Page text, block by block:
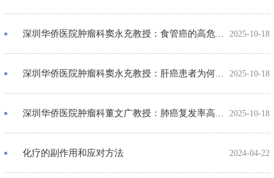
2025-10-18
深圳华侨医院肿瘤科窦永充教授：食管癌的高危人群有哪些？这5类人要特别警惕！
2025-10-18
深圳华侨医院肿瘤科窦永充教授：肝癌患者为何容易出现右上腹胀痛？原因在这里！
2025-10-18
深圳华侨医院肿瘤科董文广教授：肺癌复发率高吗？教你科学降低复发风险！
2024-04-22
化疗的副作用和应对方法